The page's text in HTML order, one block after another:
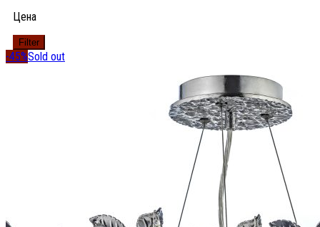
Цена
Filter
-45%Sold out